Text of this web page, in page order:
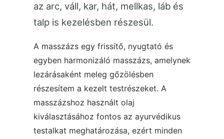
az arc, váll, kar, hát, mellkas, láb és
talp is kezelésben részesül.
A masszázs egy frissítő, nyugtató és
egyben harmonizáló masszázs, amelynek
lezárásaként meleg gőzölésben
részesítem a kezelt testrészeket. A
masszázshoz használt olaj
kiválasztásához fontos az ayurvédikus
testalkat meghatározása, ezért minden